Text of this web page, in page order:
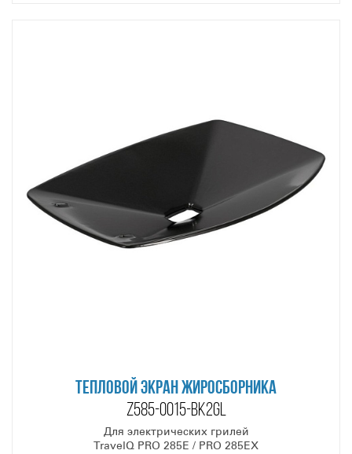
ТЕПЛОВОЙ ЭКРАН ЖИРОСБОРНИКА
Z585-0015-BK2GL
Для электрических грилей
TravelQ PRO 285E / PRO 285EX